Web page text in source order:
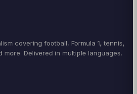
covering football, Formula 1, tennis,
more. Delivered in multiple languages.